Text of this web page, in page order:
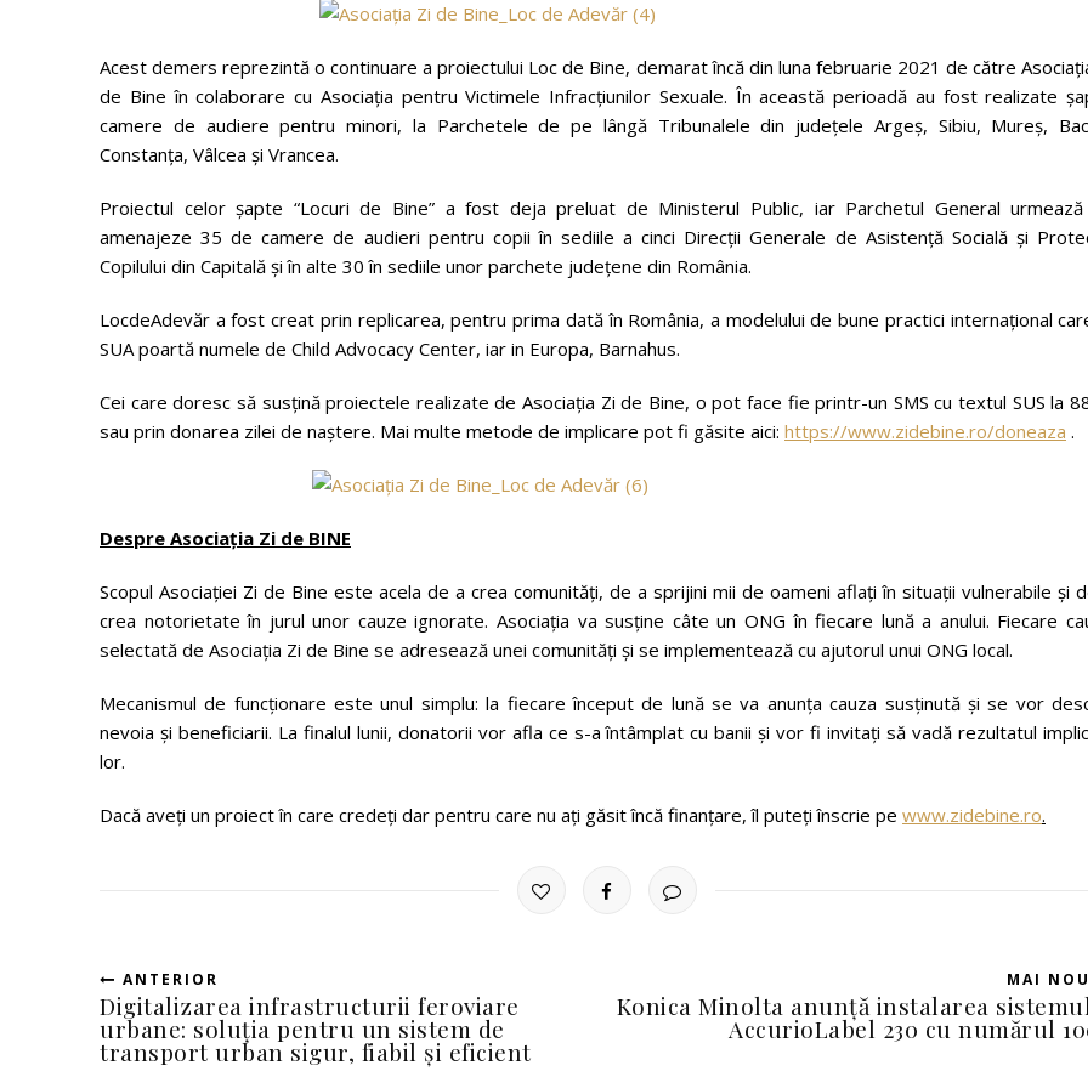
Acest demers reprezintă o continuare a proiectului Loc de Bine, demarat încă din luna februarie 2021 de către
de Bine în colaborare cu Asociația pentru Victimele Infracțiunilor Sexuale. În această perioadă au fost realizate
camere de audiere pentru minori, la Parchetele de pe lângă Tribunalele din județele Argeș, Sibiu, Mureș,
Constanța, Vâlcea și Vrancea.
Proiectul celor șapte “Locuri de Bine” a fost deja preluat de Ministerul Public, iar Parchetul General
amenajeze 35 de camere de audieri pentru copii în sediile a cinci Direcții Generale de Asistență Socială și
Copilului din Capitală și în alte 30 în sediile unor parchete județene din România.
LocdeAdevăr a fost creat prin replicarea, pentru prima dată în România, a modelului de bune practici internațional
SUA poartă numele de Child Advocacy Center, iar in Europa, Barnahus.
Cei care doresc să susțină proiectele realizate de Asociația Zi de Bine, o pot face fie printr-un SMS cu textul SUS la
sau prin donarea zilei de naștere. Mai multe metode de implicare pot fi găsite aici: https://www.zidebine.ro/doneaza .
Despre Asociația Zi de BINE
Scopul Asociației Zi de Bine este acela de a crea comunități, de a sprijini mii de oameni aflați în situații vulnerabile și
crea notorietate în jurul unor cauze ignorate. Asociația va susține câte un ONG în fiecare lună a anului. Fiecare
selectată de Asociația Zi de Bine se adresează unei comunități și se implementează cu ajutorul unui ONG local.
Mecanismul de funcționare este unul simplu: la fiecare început de lună se va anunța cauza susținută și se vor
nevoia și beneficiarii. La finalul lunii, donatorii vor afla ce s-a întâmplat cu banii și vor fi invitați să vadă rezultatul
lor.
Dacă aveți un proiect în care credeți dar pentru care nu ați găsit încă finanțare, îl puteți înscrie pe www.zidebine.ro.
ANTERIOR
Digitalizarea infrastructurii feroviare
urbane: soluția pentru un sistem de
transport urban sigur, fiabil și eficient
MAI NOU
Konica Minolta anunță instalarea
AccurioLabel 230 cu numărul